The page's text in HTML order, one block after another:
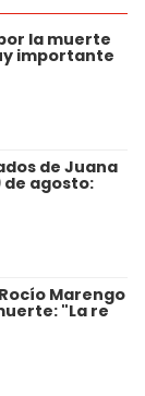
la muerte
importante
de Juana
de agosto:
Marengo
"La re